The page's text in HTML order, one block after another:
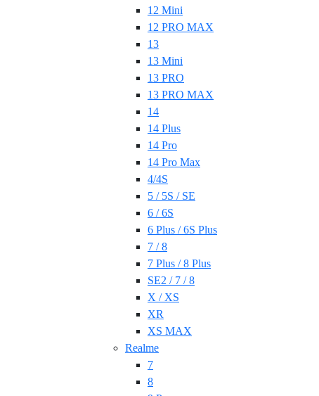
12 Mini
12 PRO MAX
13
13 Mini
13 PRO
13 PRO MAX
14
14 Plus
14 Pro
14 Pro Max
4/4S
5 / 5S / SE
6 / 6S
6 Plus / 6S Plus
7 / 8
7 Plus / 8 Plus
SE2 / 7 / 8
X / XS
XR
XS MAX
Realme
7
8